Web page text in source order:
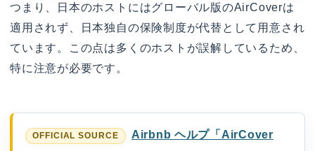
つまり、日本のホストにはグローバル版のAirCoverは
適用されず、日本独自の保険制度が代替として用意され
ています。この点は多くのホストが誤解しているため、
特に注意が必要です。
Airbnb ヘルプ「AirCover